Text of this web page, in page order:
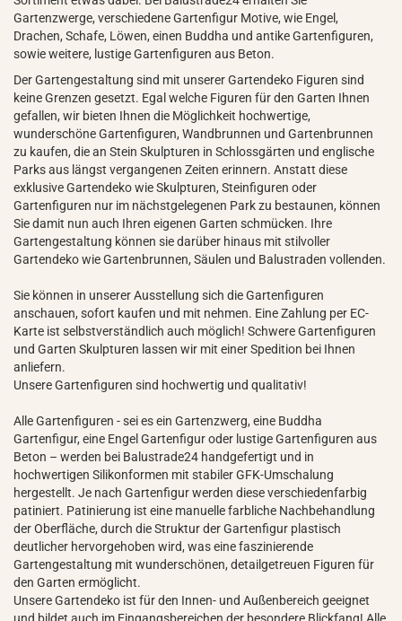
Gartenzwerge, verschiedene Gartenfigur Motive, wie Engel,
Drachen, Schafe, Löwen, einen Buddha und antike Gartenfiguren,
sowie weitere, lustige Gartenfiguren aus Beton.
Der Gartengestaltung sind mit unserer Gartendeko Figuren sind
keine Grenzen gesetzt. Egal welche Figuren für den Garten Ihnen
gefallen, wir bieten Ihnen die Möglichkeit hochwertige,
wunderschöne Gartenfiguren, Wandbrunnen und Gartenbrunnen
zu kaufen, die an Stein Skulpturen in Schlossgärten und englische
Parks aus längst vergangenen Zeiten erinnern. Anstatt diese
exklusive Gartendeko wie Skulpturen, Steinfiguren oder
Gartenfiguren nur im nächstgelegenen Park zu bestaunen, können
Sie damit nun auch Ihren eigenen Garten schmücken. Ihre
Gartengestaltung können sie darüber hinaus mit stilvoller
Gartendeko wie Gartenbrunnen, Säulen und Balustraden vollenden.
Sie können in unserer Ausstellung sich die Gartenfiguren
anschauen, sofort kaufen und mit nehmen. Eine Zahlung per EC-
Karte ist selbstverständlich auch möglich! Schwere Gartenfiguren
und Garten Skulpturen lassen wir mit einer Spedition bei Ihnen
anliefern.
Unsere Gartenfiguren sind hochwertig und qualitativ!
Alle Gartenfiguren - sei es ein Gartenzwerg, eine Buddha
Gartenfigur, eine Engel Gartenfigur oder lustige Gartenfiguren aus
Beton – werden bei Balustrade24 handgefertigt und in
hochwertigen Silikonformen mit stabiler GFK-Umschalung
hergestellt. Je nach Gartenfigur werden diese verschiedenfarbig
patiniert. Patinierung ist eine manuelle farbliche Nachbehandlung
der Oberfläche, durch die Struktur der Gartenfigur plastisch
deutlicher hervorgehoben wird, was eine faszinierende
Gartengestaltung mit wunderschönen, detailgetreuen Figuren für
den Garten ermöglicht.
Unsere Gartendeko ist für den Innen- und Außenbereich geeignet